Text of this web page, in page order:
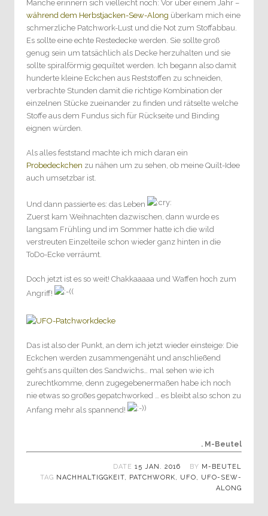
Manche erinnern sich vielleicht noch: Vor über einem Jahr –
während dem Herbstjacken-Sew-Along überkam mich eine
schmerzliche Patchwork-Lust und die Not zum Stoffabbau.
Es sollte eine echte Restedecke werden. Sie sollte groß
genug sein um tatsächlich als Decke herzuhalten und sie
sollte spiralförmig gequiltet werden. Ich begann also damit
hunderte kleine Eckchen aus Reststoffen zu schneiden,
verbrachte Stunden damit die richtige Kombination der
einzelnen Stücke zueinander zu finden und rätselte welche
Stoffe aus dem Fundus sich für Rückseite und Binding
eignen würden.
Als alles feststand machte ich mich daran ein
Probedeckchen zu nähen um zu sehen, ob meine Quilt-Idee
auch umsetzbar ist.
Und dann passierte es: das Leben
Zuerst kam Weihnachten dazwischen, dann wurde es
langsam Frühling und im Sommer hatte ich die wild
verstreuten Einzelteile schon wieder ganz hinten in die
ToDo-Ecke verräumt.
Doch jetzt ist es so weit! Chakkaaaaa und Waffen hoch zum
Angriff!
Das ist also der Punkt, an dem ich jetzt wieder einsteige: Die
Eckchen werden zusammengenäht und anschließend
geht’s ans quilten des Sandwichs… mal sehen wie ich
zurechtkomme, denn zugegebenermaßen habe ich noch
nie etwas so großes gepatchworked … es bleibt also schon zu
Anfang mehr als spannend!
. M-Beutel
DATE 15 JAN. 2016 BY M-BEUTEL
TAG NACHHALTIGGKEIT, PATCHWORK, UFO, UFO-SEW-
ALONG